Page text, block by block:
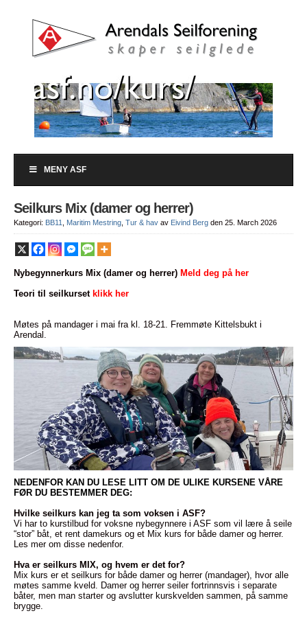
MENY ASF
Seilkurs Mix (damer og herrer)
Kategori: BB11 Maritim Mestring Tur & hav av Eivind Berg den 25. March 2026
Nybegynnerkurs Mix (damer og herrer) Meld deg på her
Teori til seilkurset klikk her
Møtes på mandager i mai fra kl. 18-21. Fremmøte Kittelsbukt i
Arendal.
NEDENFOR KAN DU LESE LITT OM DE ULIKE KURSENE VÅRE
FØR DU BESTEMMER DEG:
Hvilke seilkurs kan jeg ta som voksen i ASF?
Vi har to kurstilbud for voksne nybegynnere i ASF som vil lære å seile
“stor” båt, et rent damekurs og et Mix kurs for både damer og herrer.
Les mer om disse nedenfor.
Hva er seilkurs MIX, og hvem er det for?
Mix kurs er et seilkurs for både damer og herrer (mandager), hvor alle
møtes samme kveld. Damer og herrer seiler fortrinnsvis i separate
båter, men man starter og avslutter kurskvelden sammen, på samme
brygge.